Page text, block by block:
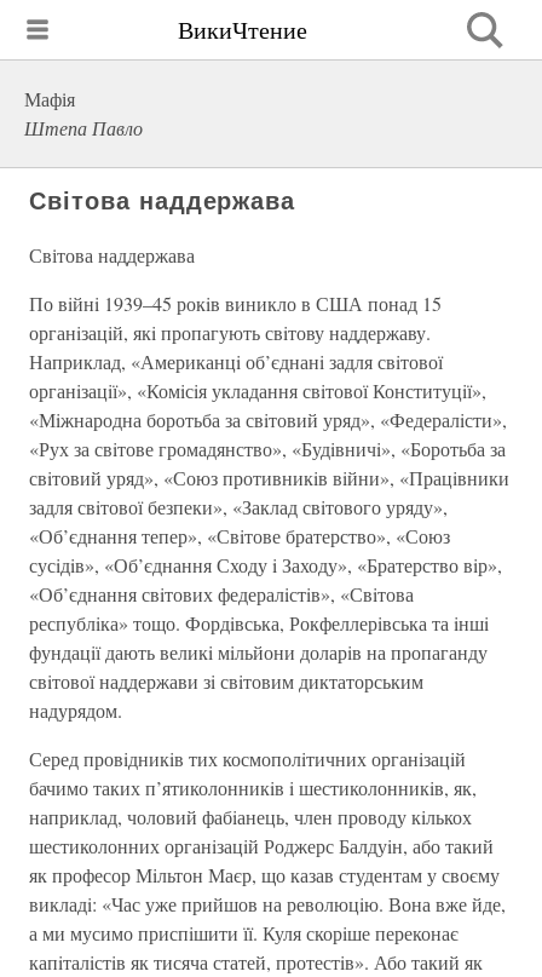
ВикиЧтение
Мафія
Штепа Павло
Світова наддержава
Світова наддержава
По вiйнi 1939–45 рокiв виникло в США понад 15
органiзацiй, якi пропагують свiтову наддержаву.
Наприклад, «Американцi об’єднанi задля свiтової
органiзацiї», «Комiсiя укладання свiтової Конституцiї»,
«Мiжнародна боротьба за свiтовий уряд», «Федералiсти»,
«Рух за свiтове громадянство», «Будiвничi», «Боротьба за
свiтовий уряд», «Союз противникiв вiйни», «Працiвники
задля свiтової безпеки», «Заклад свiтового уряду»,
«Об’єднання тепер», «Свiтове братерство», «Союз
сусiдiв», «Об’єднання Сходу i Заходу», «Братерство вiр»,
«Об’єднання свiтових федералiстiв», «Свiтова
республiка» тощо. Фордiвська, Рокфеллерiвська та iншi
фундацiї дають великi мiльйони доларiв на пропаганду
свiтової наддержави зi свiтовим диктаторським
надурядом.
Серед провiдникiв тих космополiтичних органiзацiй
бачимо таких п’ятиколонникiв i шестиколонникiв, як,
наприклад, чоловий фабiанець, член проводу кiлькох
шестиколонних органiзацiй Роджерс Балдуiн, або такий
як професор Мiльтон Маєр, що казав студентам у своєму
викладi: «Час уже прийшов на революцiю. Вона вже йде,
а ми мусимо приспiшити її. Куля скорiше переконає
капiталiстiв як тисяча статей, протестiв». Або такий як